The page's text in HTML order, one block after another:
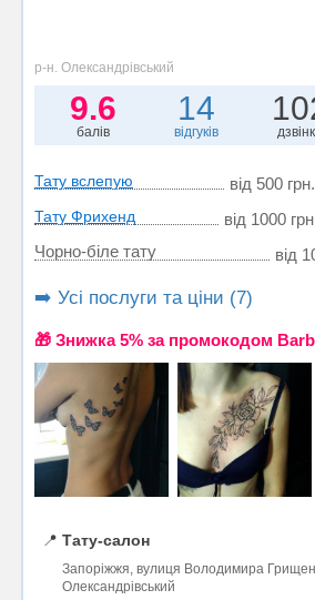
р-н. Олександрівський
9.6
балів
14
відгуків
Тату вслепую від 500
Тату Фрихенд
від 1000
Чорно-біле тату
від
➡️ Усі послуги та ціни (7)
🎁 Знижка 5% за промокодом Barb
📍 Тату-салон
Запоріжжя, вулиця Володимира
Олександрівський